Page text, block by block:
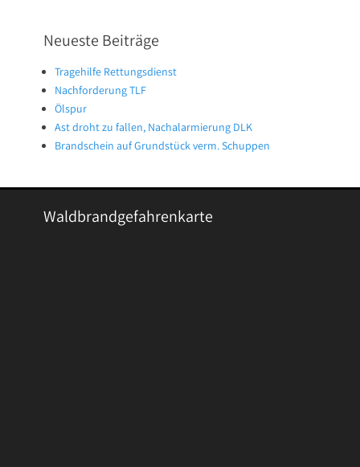
Neueste Beiträge
Tragehilfe Rettungsdienst
Nachforderung TLF
Ölspur
Ast droht zu fallen, Nachalarmierung DLK
Brandschein auf Grundstück verm. Schuppen
Waldbrandgefahrenkarte